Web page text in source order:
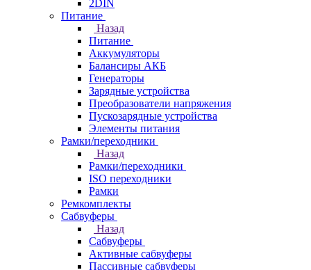
2DIN
Питание
Назад
Питание
Аккумуляторы
Балансиры АКБ
Генераторы
Зарядные устройства
Преобразователи напряжения
Пускозарядные устройства
Элементы питания
Рамки/переходники
Назад
Рамки/переходники
ISO переходники
Рамки
Ремкомплекты
Сабвуферы
Назад
Сабвуферы
Активные сабвуферы
Пассивные сабвуферы